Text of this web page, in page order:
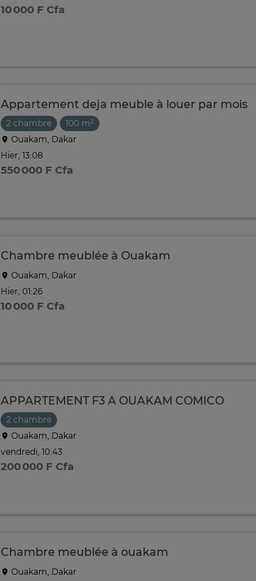
10 000 F Cfa
Appartement deja meuble à louer par mois
2 chambre
100 m²
Ouakam, Dakar
Hier, 13:08
550 000 F Cfa
Chambre meublée à Ouakam
Ouakam, Dakar
Hier, 01:26
10 000 F Cfa
APPARTEMENT F3 A OUAKAM COMICO
2 chambre
Ouakam, Dakar
vendredi, 10:43
200 000 F Cfa
Chambre meublée à ouakam
Ouakam, Dakar